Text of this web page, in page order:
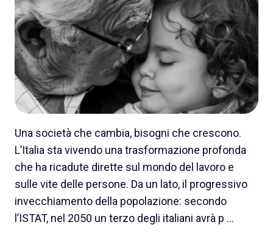
Una società che cambia, bisogni che crescono.
L’Italia sta vivendo una trasformazione profonda
che ha ricadute dirette sul mondo del lavoro e
sulle vite delle persone. Da un lato, il progressivo
invecchiamento della popolazione: secondo
l’ISTAT, nel 2050 un terzo degli italiani avrà p …